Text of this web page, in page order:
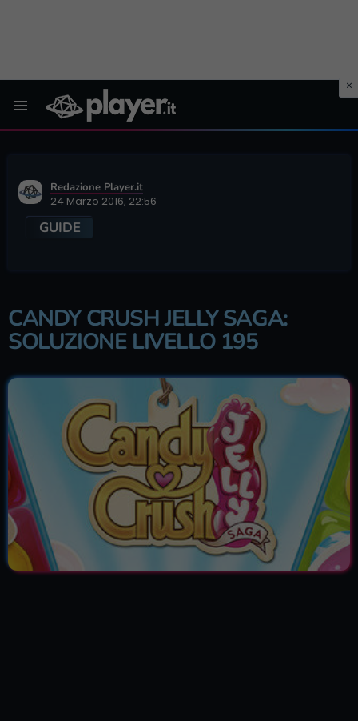
Redazione Player.it
24 Marzo 2016, 22:56
GUIDE
CANDY CRUSH JELLY SAGA:
SOLUZIONE LIVELLO 195